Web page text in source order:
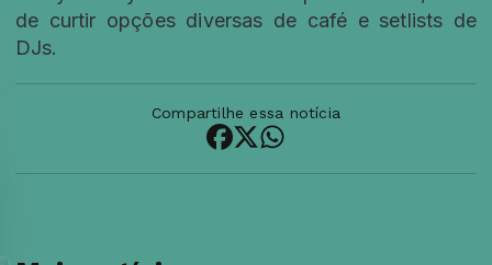
de curtir opções diversas de café e setlists de
DJs.
Compartilhe essa notícia